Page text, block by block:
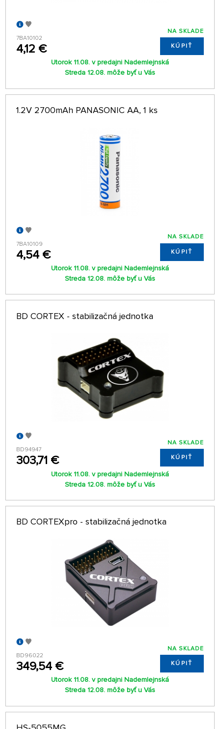
7BA10102
4,12 €
NA SKLADE
KÚPIŤ
Utorok 11.08. v predajni Nademlejnská
Streda 12.08. môže byť u Vás
1.2V 2700mAh PANASONIC AA, 1 ks
7BA10109
4,54 €
NA SKLADE
KÚPIŤ
Utorok 11.08. v predajni Nademlejnská
Streda 12.08. môže byť u Vás
BD CORTEX - stabilizačná jednotka
BD94947
303,71 €
NA SKLADE
KÚPIŤ
Utorok 11.08. v predajni Nademlejnská
Streda 12.08. môže byť u Vás
BD CORTEXpro - stabilizačná jednotka
BD96022
349,54 €
NA SKLADE
KÚPIŤ
Utorok 11.08. v predajni Nademlejnská
Streda 12.08. môže byť u Vás